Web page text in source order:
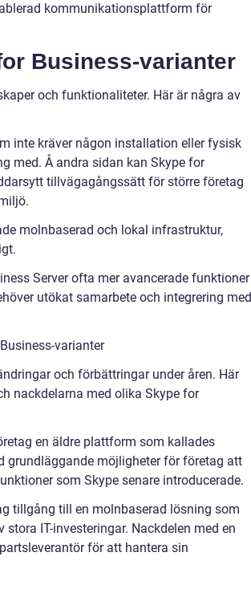
kommunikationsplattform för
Business-varianter
och funktionaliteter. Här är några av
inte kräver någon installation eller fysisk
med. Å andra sidan kan Skype for
tillvägagångssätt för större företag
molnbaserad och lokal infrastruktur,
Server ofta mer avancerade funktioner
utökat samarbete och integrering med
varianter
och förbättringar under åren. Här
nackdelarna med olika Skype for
en äldre plattform som kallades
grundläggande möjligheter för företag att
som Skype senare introducerade.
tillgång till en molnbaserad lösning som
IT-investeringar. Nackdelen med en
för att hantera sin